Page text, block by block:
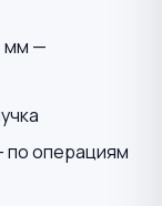
мм —
по операциям